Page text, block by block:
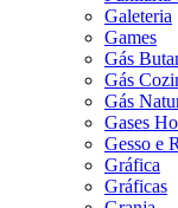
Galeteria
Games
Gás
Gás
Gás
Gases
Gesso e
Gráfica
Gráficas